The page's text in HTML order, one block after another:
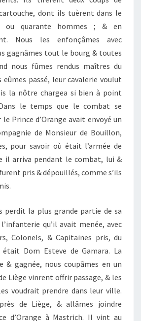
dont ils tuèrent dans le
ou quarante hommes ; & en
Nous les enfonçâmes avec
gagnâmes tout le bourg & toutes
nous fûmes rendus maîtres du
eûmes passé, leur cavalerie voulut
la nôtre chargea si bien à point
le temps que le combat se
Prince d’Orange avait envoyé un
de Monsieur de Bouillon,
pour savoir où était l’armée de
il arriva pendant le combat, lui &
pris & dépouillés, comme s’ils
perdit la plus grande partie de sa
qu’il avait menée, avec
Colonels, & Capitaines pris, du
était Dom Esteve de Gamara. La
& gagnée, nous coupâmes en un
Liège vinrent offrir passage, & les
voudrait prendre dans leur ville.
de Liège, & allâmes joindre
d’Orange à Mastrich. Il vint au